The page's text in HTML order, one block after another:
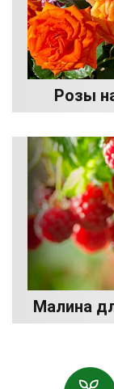
Розы
Малина